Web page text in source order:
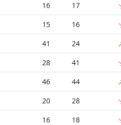
16
17
15
16
41
24
28
41
46
44
20
28
16
18